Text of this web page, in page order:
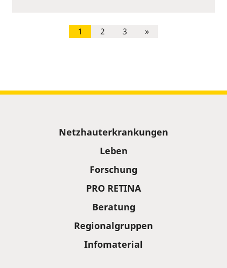
1 2 3 »
Netzhauterkrankungen
Leben
Forschung
PRO RETINA
Beratung
Regionalgruppen
Infomaterial